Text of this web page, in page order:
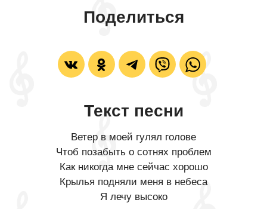
Поделиться
Текст песни
Ветер в моей гулял голове
Чтоб позабыть о сотнях проблем
Как никогда мне сейчас хорошо
Крылья подняли меня в небеса
Я лечу высоко